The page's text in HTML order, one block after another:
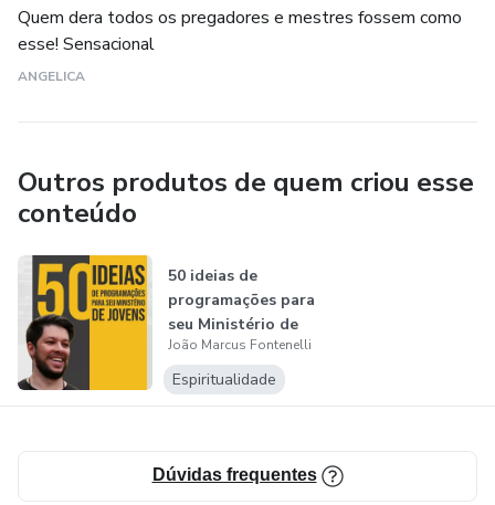
2016, formou-se como bacharel em Teologia pela
Faculdade Teológica Sul Americana de Londrina-PR.
de ministério. Juntos lideram o Legacy Jovens de sua igreja
local, em São Paulo.
Quem dera todos os pregadores e mestres fossem como
esse! Sensacional
ANGELICA
Outros produtos de quem criou esse
conteúdo
50 ideias de
programações para
seu Ministério de
Jovens
João Marcus Fontenelli
Espiritualidade
Dúvidas frequentes